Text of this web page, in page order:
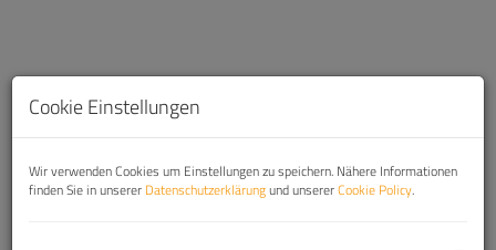
Cookie Einstellungen
Wir verwenden Cookies um Einstellungen zu speichern. Nähere Informationen
finden Sie in unserer Datenschutzerklärungund unsererCookie Policy.